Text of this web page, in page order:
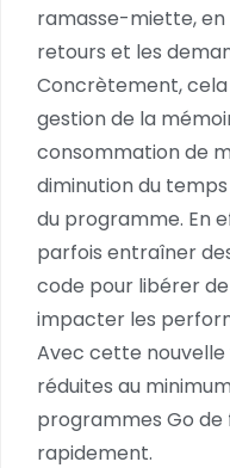
ramasse-miette,
retours et les
Concrètement,
gestion de la
consommation de
diminution du
du programme. En
parfois entraîner
code pour libérer
impacter les
Avec cette nouvelle
réduites au
programmes Go
rapidement.